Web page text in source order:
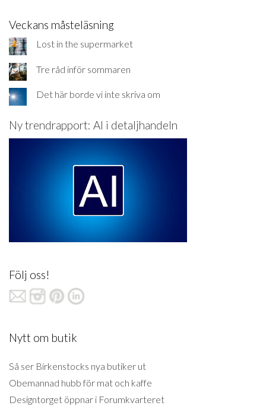
Veckans måsteläsning
Lost in the supermarket
Tre råd inför sommaren
Det här borde vi inte skriva om
Ny trendrapport: AI i detaljhandeln
Följ oss!
Nytt om butik
Så ser Birkenstocks nya butiker ut
Obemannad hubb för mat och kaffe
Designtorget öppnar i Forumkvarteret